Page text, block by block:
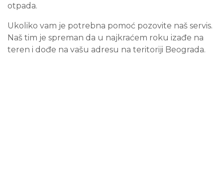
otpada.
Ukoliko vam je potrebna pomoć pozovite naš servis.
Naš tim je spreman da u najkraćem roku izađe na
teren i dođe na vašu adresu na teritoriji Beograda.